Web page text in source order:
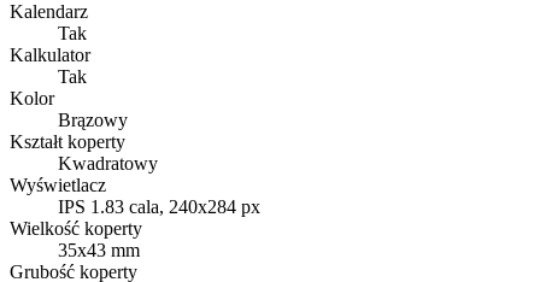
Kalendarz
Tak
Kalkulator
Tak
Kolor
Brązowy
Kształt koperty
Kwadratowy
Wyświetlacz
IPS 1.83 cala, 240x284 px
Wielkość koperty
35x43 mm
Grubość koperty